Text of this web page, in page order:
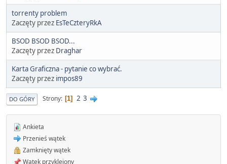
torrenty problem
Zaczęty przez EsTeCzteryRkA
BSOD BSOD BSOD...
Zaczęty przez Draghar
Karta Graficzna - pytanie co wybrać.
Zaczęty przez impos89
DO GÓRY Strony 1 2 3
Ankieta
Przenieś wątek
Zamknięty wątek
Wątek przyklejony